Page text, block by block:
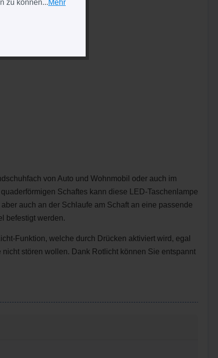
von Auto und Wohnmobil oder auch im
Schaftes kann diese LED-Taschenlampe
auch an der Schlaufe am Schaft an eine passende
befestigt werden.
Funktion, welche durch Drücken aktiviert wird, egal
stören wollen. Dank Rotlicht können Sie entspannt
zu können...Mehr